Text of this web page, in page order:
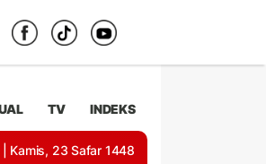
TV INDEKS
| Kamis, 23 Safar 1448